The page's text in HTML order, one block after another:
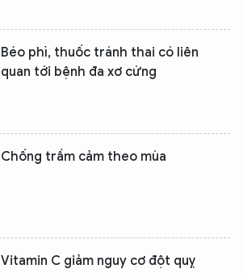
Béo phì, thuốc tránh thai có liên
quan tới bệnh đa xơ cứng
Chống trầm cảm theo mùa
Vitamin C giảm nguy cơ đột quỵ